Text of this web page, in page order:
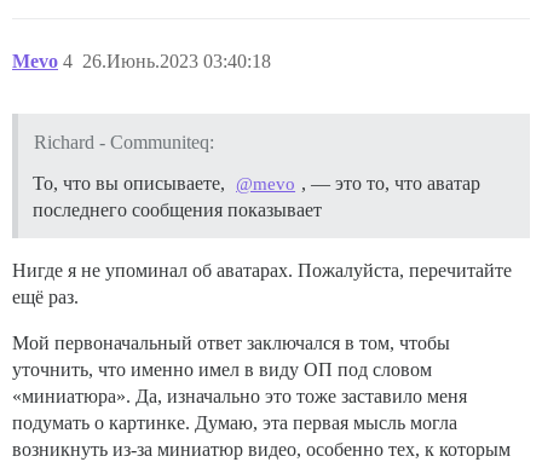
Mevo 26.Июнь.2023 03:40:18
4
Richard - Communiteq:
То, что вы описываете,
@mevo , — это то, что аватар
последнего сообщения показывает
Нигде я не упоминал об аватарах. Пожалуйста, перечитайте
ещё раз.
Мой первоначальный ответ заключался в том, чтобы
уточнить, что именно имел в виду ОП под словом
«миниатюра». Да, изначально это тоже заставило меня
подумать о картинке. Думаю, эта первая мысль могла
возникнуть из-за миниатюр видео, особенно тех, к которым